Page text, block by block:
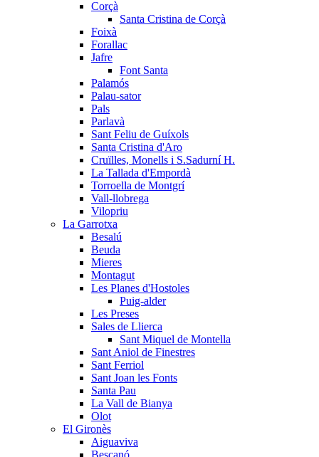
Corçà
Santa Cristina de Corçà
Foixà
Forallac
Jafre
Font Santa
Palamós
Palau-sator
Pals
Parlavà
Sant Feliu de Guíxols
Santa Cristina d'Aro
Cruïlles, Monells i S.Sadurní H.
La Tallada d'Empordà
Torroella de Montgrí
Vall-llobrega
Vilopriu
La Garrotxa
Besalú
Beuda
Mieres
Montagut
Les Planes d'Hostoles
Puig-alder
Les Preses
Sales de Llierca
Sant Miquel de Montella
Sant Aniol de Finestres
Sant Ferriol
Sant Joan les Fonts
Santa Pau
La Vall de Bianya
Olot
El Gironès
Aiguaviva
Bescanó